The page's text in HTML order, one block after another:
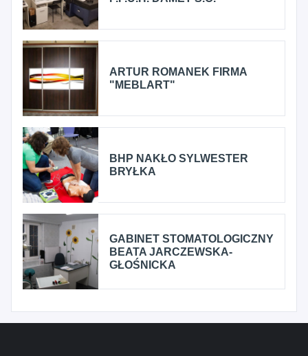
ARTUR ROMANEK FIRMA
"MEBLART"
BHP NAKŁO SYLWESTER
BRYŁKA
GABINET STOMATOLOGICZNY
BEATA JARCZEWSKA-
GŁOŚNICKA